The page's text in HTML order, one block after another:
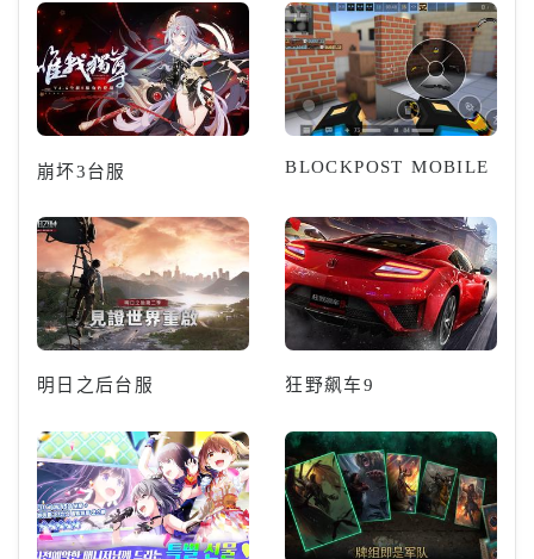
崩坏3台服 BLOCKPOST MOBILE
明日之后台服 狂野飙车9